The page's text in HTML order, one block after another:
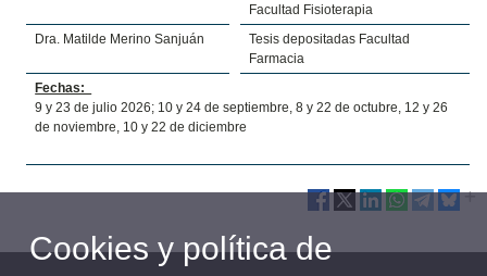
Facultad Fisioterapia
Dra. Matilde Merino Sanjuán
Tesis depositadas Facultad
Farmacia
Fechas:
9 y 23 de julio 2026; 10 y 24 de septiembre, 8 y 22 de octubre, 12 y 26
de noviembre, 10 y 22 de diciembre
Cookies y política de